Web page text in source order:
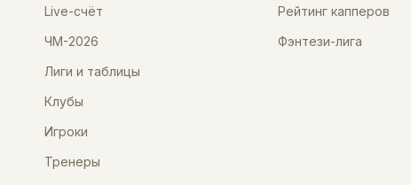
Live-счёт
ЧМ-2026
Лиги и таблицы
Клубы
Игроки
Тренеры
Рейтинг капперов
Фэнтези-лига